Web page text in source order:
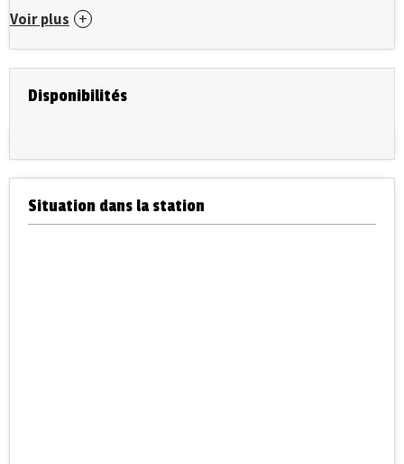
Voir plus
Disponibilités
Situation dans la station